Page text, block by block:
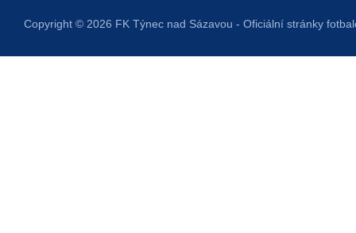
Copyright © 2026 FK Týnec nad Sázavou - Oficiální stránky